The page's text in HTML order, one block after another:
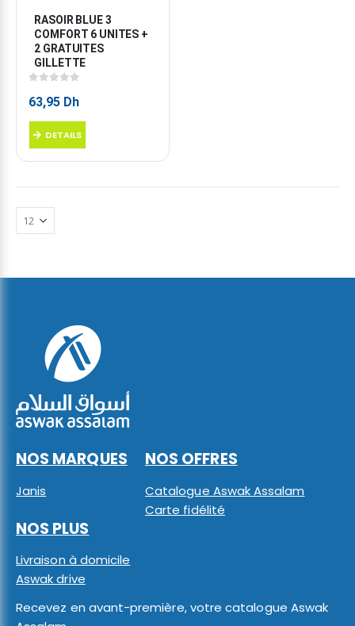
RASOIR BLUE 3
COMFORT 6 UNITES +
2 GRATUITES
GILLETTE
63,95 Dh
DETAILS
NOS MARQUES
Janis
NOS OFFRES
Catalogue Aswak Assalam
Carte fidélité
NOS PLUS
Livraison à domicile
Aswak drive
Recevez en avant-première, votre catalogue Aswak